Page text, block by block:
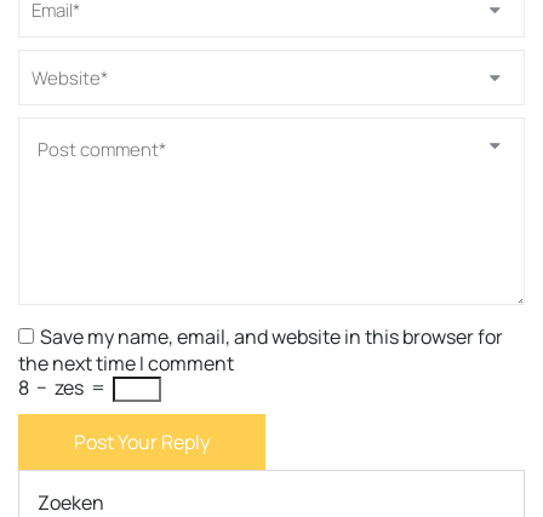
Save my name, email, and website in this browser for
the next time I comment
8 − zes =
Post Your Reply
Zoeken